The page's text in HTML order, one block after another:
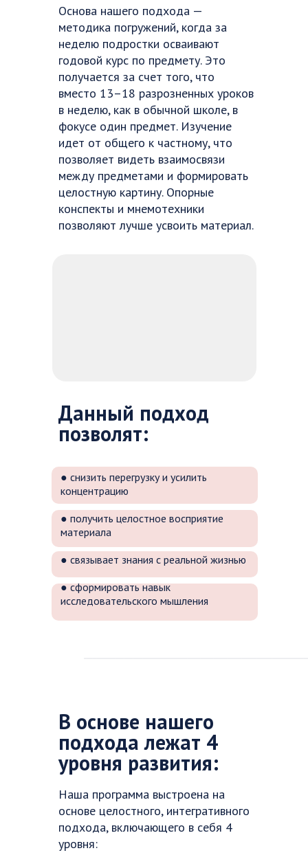
● снизить перегрузку и усилить
концентрацию
● получить целостное восприятие
материала
● связывает знания с реальной жизнью
● сформировать навык
исследовательского мышления
Основа нашего подхода —
методика погружений, когда за
неделю подростки осваивают
годовой курс по предмету. Это
получается за счет того, что
вместо 13–18 разрозненных уроков
в неделю, как в обычной школе, в
фокусе один предмет. Изучение
идет от общего к частному, что
позволяет видеть взаимосвязи
между предметами и формировать
целостную картину. Опорные
конспекты и мнемотехники
позволяют лучше усвоить материал.
Данный подход
позволят:
Наша программа выстроена на
основе целостного, интегративного
подхода, включающего в себя 4
уровня:
В основе нашего
подхода лежат 4
уровня развития: